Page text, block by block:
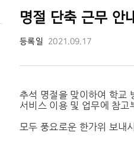
명절 단축 근무 안
등록일 2021.09.17
추석 명절을 맞이하여 학교
서비스 이용 및 업무에 참고
모두 풍요로운 한가위 보내